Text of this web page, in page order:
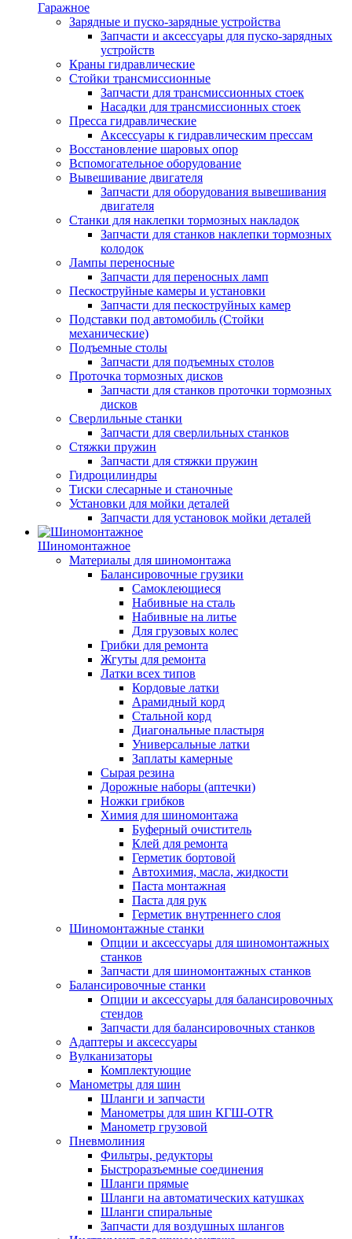
Гаражное
Зарядные и пуско-зарядные устройства
Запчасти и аксессуары для пуско-зарядных
устройств
Краны гидравлические
Стойки трансмиссионные
Запчасти для трансмиссионных стоек
Насадки для трансмиссионных стоек
Пресса гидравлические
Аксессуары к гидравлическим прессам
Восстановление шаровых опор
Вспомогательное оборудование
Вывешивание двигателя
Запчасти для оборудования вывешивания
двигателя
Станки для наклепки тормозных накладок
Запчасти для станков наклепки тормозных
колодок
Лампы переносные
Запчасти для переносных ламп
Пескоструйные камеры и установки
Запчасти для пескоструйных камер
Подставки под автомобиль (Стойки
механические)
Подъемные столы
Запчасти для подъемных столов
Проточка тормозных дисков
Запчасти для станков проточки тормозных
дисков
Сверлильные станки
Запчасти для сверлильных станков
Стяжки пружин
Запчасти для стяжки пружин
Гидроцилиндры
Тиски слесарные и станочные
Установки для мойки деталей
Запчасти для установок мойки деталей
Шиномонтажное
Материалы для шиномонтажа
Балансировочные грузики
Самоклеющиеся
Набивные на сталь
Набивные на литье
Для грузовых колес
Грибки для ремонта
Жгуты для ремонта
Латки всех типов
Кордовые латки
Арамидный корд
Стальной корд
Диагональные пластыря
Универсальные латки
Заплаты камерные
Сырая резина
Дорожные наборы (аптечки)
Ножки грибков
Химия для шиномонтажа
Буферный очиститель
Клей для ремонта
Герметик бортовой
Автохимия, масла, жидкости
Паста монтажная
Паста для рук
Герметик внутреннего слоя
Шиномонтажные станки
Опции и аксессуары для шиномонтажных
станков
Запчасти для шиномонтажных станков
Балансировочные станки
Опции и аксессуары для балансировочных
стендов
Запчасти для балансировочных станков
Адаптеры и аксессуары
Вулканизаторы
Комплектующие
Манометры для шин
Шланги и запчасти
Манометры для шин КГШ-OTR
Манометр грузовой
Пневмолиния
Фильтры, редукторы
Быстроразъемные соединения
Шланги прямые
Шланги на автоматических катушках
Шланги спиральные
Запчасти для воздушных шлангов